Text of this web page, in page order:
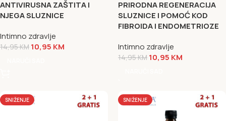
ANTIVIRUSNA ZAŠTITA I
NJEGA SLUZNICE
Intimno zdravlje
14,95KM 10,95 KM
PRIRODNA REGENERACIJA
SLUZNICE I POMOĆ KOD
FIBROIDA I ENDOMETRIOZE
Intimno zdravlje
14,95KM 10,95 KM
SNIŽENJE SNIŽENJE